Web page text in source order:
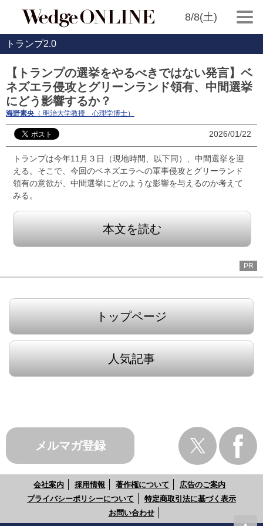
8/8(土)
トランプ2.0
【トランプの選挙をやるべきではない発言】ベ
ネズエラ侵攻とグリーンランド領有、中間選挙
にどう影響するか？
海野素央 （ 明治大学教授 心理学博士）
2026/01/22
トランプは今年11月３日（現地時間、以下同）、中間選挙を迎
える。そこで、今回のベネズエラへの軍事侵攻とグリーランド
領有の意欲が、中間選挙にどのような影響を与えるのか考えて
みる。
本文を読む
PR
トップページ
人気記事
メルマガ登録
会社案内 採用情報 著作権について
広告のご案内
プライバシーポリシーについて
特定商取引法に基づく表示
お問い合わせ